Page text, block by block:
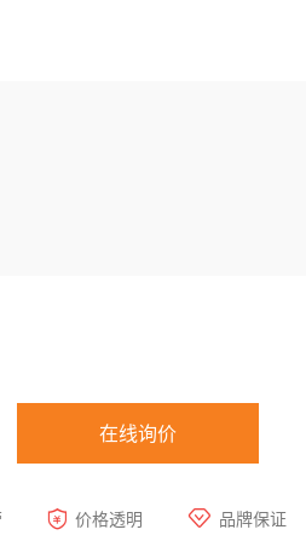
在线询价
价格透明 品牌保证